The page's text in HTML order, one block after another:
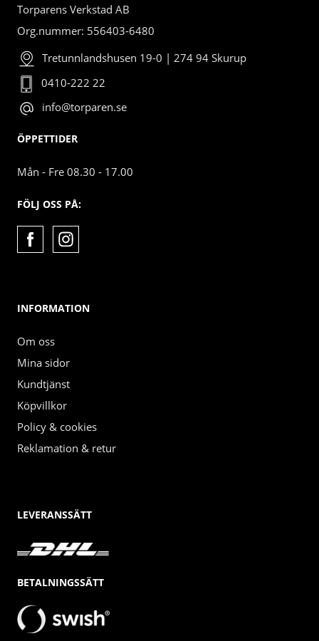
Torparens Verkstad AB
Org.nummer: 556403-6480
Tretunnlandshusen 19-0 | 274 94 Skurup
0410-222 22
info@torparen.se
ÖPPETTIDER
Mån - Fre 08.30 - 17.00
FÖLJ OSS PÅ:
INFORMATION
Om oss
Mina sidor
Kundtjänst
Köpvillkor
Policy & cookies
Reklamation & retur
LEVERANSSÄTT
BETALNINGSSÄTT